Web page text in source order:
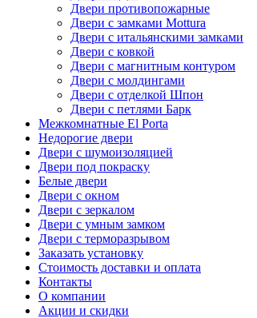
Двери противопожарные
Двери с замками Mottura
Двери с итальянскими замками
Двери с ковкой
Двери с магнитным контуром
Двери с молдингами
Двери с отделкой Шпон
Двери с петлями Барк
Межкомнатные El Porta
Недорогие двери
Двери с шумоизоляцией
Двери под покраску
Белые двери
Двери с окном
Двери с зеркалом
Двери с умным замком
Двери с терморазрывом
Заказать установку
Стоимость доставки и оплата
Контакты
О компании
Акции и скидки